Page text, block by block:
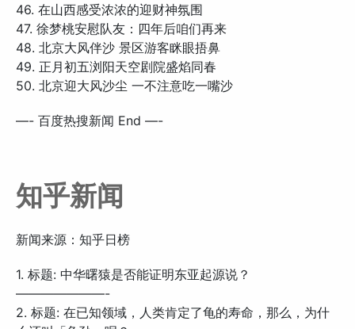
46. 在山西感受浓浓的迎财神氛围
47. 徐梦桃安慰队友：四年后咱们再来
48. 北京大风伴沙 景区游客眯眼捂鼻
49. 正月初五浏阳天空剧院盛焰同春
50. 北京迎大风沙尘 一不注意吃一嘴沙
—- 百度热搜新闻 End —-
知乎新闻
新闻来源：知乎日榜
1. 标题: 中华曙猿是否能证明东亚起源说？
———————-
2. 标题: 在已知领域，人类肯定了龟的寿命，那么，为什